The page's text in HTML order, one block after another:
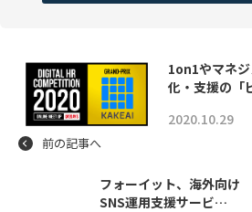
1on1やマネ
化・支援の「
2020.10.29
前の記事へ
フォーイット、海外向け
SNS運用支援サービ…